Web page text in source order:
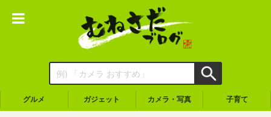
グルメ ガジェット カメラ・写真 子育て